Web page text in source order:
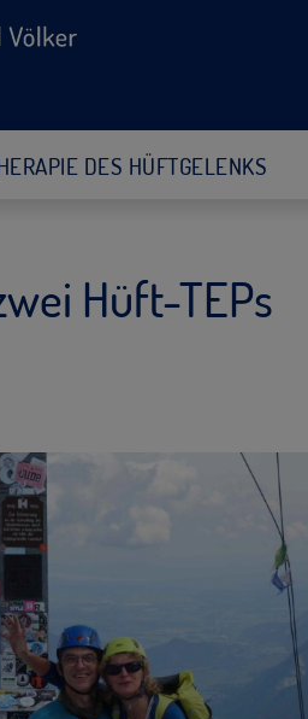
DES HÜFTGELENKS
Hüft-TEPs